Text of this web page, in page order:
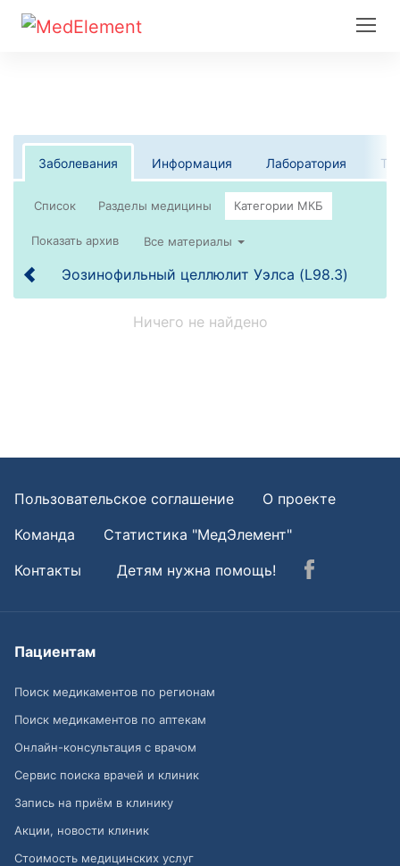
Заболевания Информация Лаборатория
Список
Все материалы
Эозинофильный целлюлит Уэлса (L98.3)
Ничего не найдено
Пользовательское соглашение
О проекте
Команда
Статистика "МедЭлемент"
Контакты
Детям нужна помощь!
Пациентам
Поиск медикаментов по регионам
Поиск медикаментов по аптекам
Онлайн-консультация с врачом
Сервис поиска врачей и клиник
Запись на приём в клинику
Акции, новости клиник
Стоимость медицинских услуг